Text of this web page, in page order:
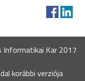
Informatikai Kar 2017
korábbi verziója